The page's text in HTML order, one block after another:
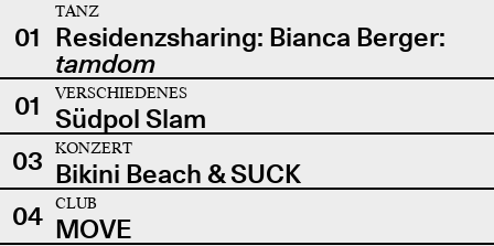
01
TANZ
Residenzsharing: Bianca Berger:
tamdom
01
VERSCHIEDENES
Südpol Slam
03
KONZERT
Bikini Beach & SUCK
04
CLUB
MOVE